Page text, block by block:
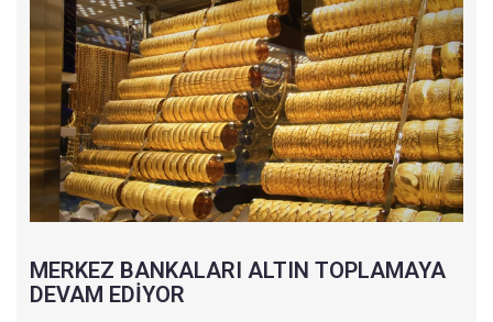
MERKEZ BANKALARI ALTIN TOPLAMAYA
DEVAM EDİYOR